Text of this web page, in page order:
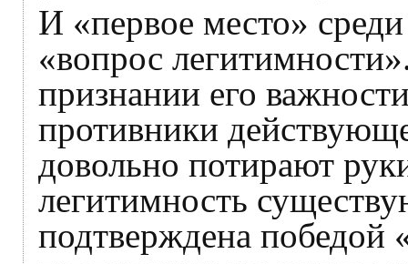
И «первое место»
«вопрос
признании его
противники
довольно потирают
легитимность
подтверждена